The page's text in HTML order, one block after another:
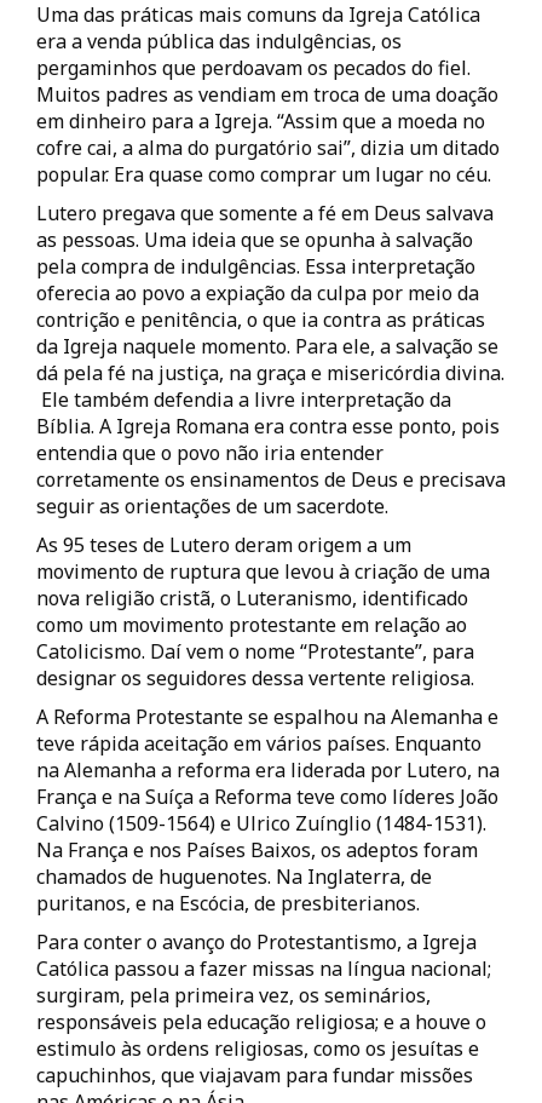
Uma das práticas mais comuns da Igreja Católica
era a venda pública das indulgências, os
pergaminhos que perdoavam os pecados do fiel.
Muitos padres as vendiam em troca de uma doação
em dinheiro para a Igreja. “Assim que a moeda no
cofre cai, a alma do purgatório sai”, dizia um ditado
popular. Era quase como comprar um lugar no céu.
Lutero pregava que somente a fé em Deus salvava
as pessoas. Uma ideia que se opunha à salvação
pela compra de indulgências. Essa interpretação
oferecia ao povo a expiação da culpa por meio da
contrição e penitência, o que ia contra as práticas
da Igreja naquele momento. Para ele, a salvação se
dá pela fé na justiça, na graça e misericórdia divina.
Ele também defendia a livre interpretação da
Bíblia. A Igreja Romana era contra esse ponto, pois
entendia que o povo não iria entender
corretamente os ensinamentos de Deus e precisava
seguir as orientações de um sacerdote.
As 95 teses de Lutero deram origem a um
movimento de ruptura que levou à criação de uma
nova religião cristã, o Luteranismo, identificado
como um movimento protestante em relação ao
Catolicismo. Daí vem o nome “Protestante”, para
designar os seguidores dessa vertente religiosa.
A Reforma Protestante se espalhou na Alemanha e
teve rápida aceitação em vários países. Enquanto
na Alemanha a reforma era liderada por Lutero, na
França e na Suíça a Reforma teve como líderes João
Calvino (1509-1564) e Ulrico Zuínglio (1484-1531).
Na França e nos Países Baixos, os adeptos foram
chamados de huguenotes. Na Inglaterra, de
puritanos, e na Escócia, de presbiterianos.
Para conter o avanço do Protestantismo, a Igreja
Católica passou a fazer missas na língua nacional;
surgiram, pela primeira vez, os seminários,
responsáveis pela educação religiosa; e a houve o
estimulo às ordens religiosas, como os jesuítas e
capuchinhos, que viajavam para fundar missões